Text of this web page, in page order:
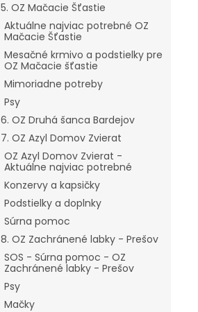
5. OZ Mačacie Šťastie
Aktuálne najviac potrebné OZ
Mačacie Šťastie
Mesačné krmivo a podstielky pre
OZ Mačacie šťastie
Mimoriadne potreby
Psy
6. OZ Druhá šanca Bardejov
7. OZ Azyl Domov Zvierat
OZ Azyl Domov Zvierat -
Aktuálne najviac potrebné
Konzervy a kapsičky
Podstielky a doplnky
Súrna pomoc
8. OZ Zachránené labky - Prešov
SOS - Súrna pomoc - OZ
Zachránené labky - Prešov
Psy
Mačky